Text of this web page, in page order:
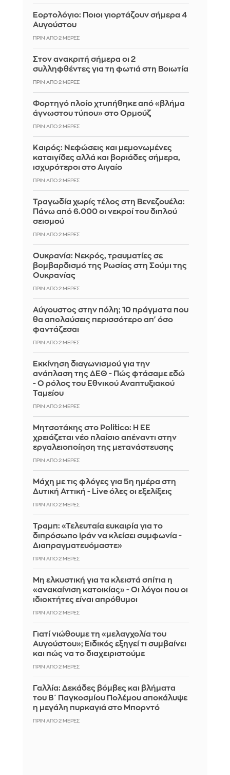
Εορτολόγιο: Ποιοι γιορτάζουν σήμερα 4
Αυγούστου
ΠΡΙΝ ΑΠΌ 2 ΜΈΡΕΣ
Στον ανακριτή σήμερα οι 2
συλληφθέντες για τη φωτιά στη Βοιωτία
ΠΡΙΝ ΑΠΌ 2 ΜΈΡΕΣ
Φορτηγό πλοίο χτυπήθηκε από «βλήμα
άγνωστου τύπου» στο Ορμούζ
ΠΡΙΝ ΑΠΌ 2 ΜΈΡΕΣ
Καιρός: Νεφώσεις και μεμονωμένες
καταιγίδες αλλά και βοριάδες σήμερα,
ισχυρότεροι στο Αιγαίο
ΠΡΙΝ ΑΠΌ 2 ΜΈΡΕΣ
Τραγωδία χωρίς τέλος στη Βενεζουέλα:
Πάνω από 6.000 οι νεκροί του διπλού
σεισμού
ΠΡΙΝ ΑΠΌ 2 ΜΈΡΕΣ
Ουκρανία: Νεκρός, τραυματίες σε
βομβαρδισμό της Ρωσίας στη Σούμι της
Ουκρανίας
ΠΡΙΝ ΑΠΌ 2 ΜΈΡΕΣ
Αύγουστος στην πόλη; 10 πράγματα που
θα απολαύσεις περισσότερο απ' όσο
φαντάζεσαι
ΠΡΙΝ ΑΠΌ 2 ΜΈΡΕΣ
Εκκίνηση διαγωνισμού για την
ανάπλαση της ΔΕΘ - Πώς φτάσαμε εδώ
- O ρόλος του Εθνικού Αναπτυξιακού
Ταμείου
ΠΡΙΝ ΑΠΌ 2 ΜΈΡΕΣ
Μητσοτάκης στο Politico: Η ΕΕ
χρειάζεται νέο πλαίσιο απέναντι στην
εργαλειοποίηση της μετανάστευσης
ΠΡΙΝ ΑΠΌ 2 ΜΈΡΕΣ
Μάχη με τις φλόγες για 5η ημέρα στη
Δυτική Αττική - Live όλες οι εξελίξεις
ΠΡΙΝ ΑΠΌ 2 ΜΈΡΕΣ
Τραμπ: «Τελευταία ευκαιρία για το
διπρόσωπο Ιράν να κλείσει συμφωνία -
Διαπραγματευόμαστε»
ΠΡΙΝ ΑΠΌ 2 ΜΈΡΕΣ
Μη ελκυστική για τα κλειστά σπίτια η
«ανακαίνιση κατοικίας» - Οι λόγοι που οι
ιδιοκτήτες είναι απρόθυμοι
ΠΡΙΝ ΑΠΌ 2 ΜΈΡΕΣ
Γιατί νιώθουμε τη «μελαγχολία του
Αυγούστου»; Ειδικός εξηγεί τι συμβαίνει
και πώς να το διαχειριστούμε
ΠΡΙΝ ΑΠΌ 2 ΜΈΡΕΣ
Γαλλία: Δεκάδες βόμβες και βλήματα
του Β΄ Παγκοσμίου Πολέμου αποκάλυψε
η μεγάλη πυρκαγιά στο Μπορντό
ΠΡΙΝ ΑΠΌ 2 ΜΈΡΕΣ